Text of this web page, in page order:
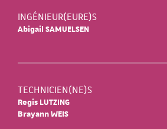
INGÉNIEUR(EURE)S
Abigail SAMUELSEN
TECHNICIEN(NE)S
Regis LUTZING
Brayann WEIS